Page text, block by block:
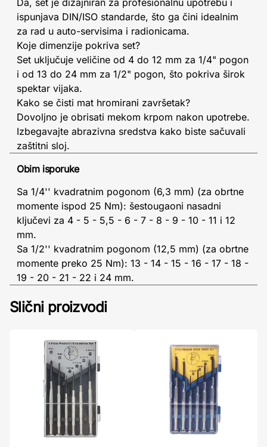
Da, set je dizajniran za profesionalnu upotrebu i
ispunjava DIN/ISO standarde, što ga čini idealnim
za rad u auto-servisima i radionicama.
Koje dimenzije pokriva set?
Set uključuje veličine od 4 do 12 mm za 1/4" pogon
i od 13 do 24 mm za 1/2" pogon, što pokriva širok
spektar vijaka.
Kako se čisti mat hromirani završetak?
Dovoljno je obrisati mekom krpom nakon upotrebe.
Izbegavajte abrazivna sredstva kako biste sačuvali
zaštitni sloj.
Obim isporuke
Sa 1/4'' kvadratnim pogonom (6,3 mm) (za obrtne
momente ispod 25 Nm): šestougaoni nasadni
ključevi za 4 - 5 - 5,5 - 6 - 7 - 8 - 9 - 10 - 11 i 12
mm.
Sa 1/2'' kvadratnim pogonom (12,5 mm) (za obrtne
momente preko 25 Nm): 13 - 14 - 15 - 16 - 17 - 18 -
19 - 20 - 21 - 22 i 24 mm.
Slični proizvodi